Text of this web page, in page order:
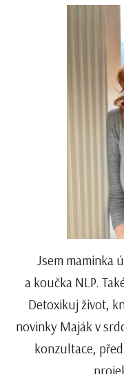
Jsem maminka
a koučka NLP.
Detoxikuj život,
novinky Maják v
konzultace,